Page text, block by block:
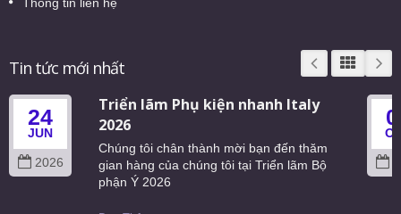
Thông tin liên hệ
Tin tức mới nhất
24
JUN
2026
Triển lãm Phụ kiện nhanh Italy
2026
Chúng tôi chân thành mời bạn đến thăm
gian hàng của chúng tôi tại Triển lãm Bộ
phận Ý 2026